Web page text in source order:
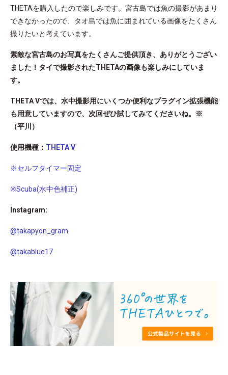
THETAを購入したので楽しみです。宮古島では魚の撮影があまり
できなかったので、タオ島では魚に囲まれている画像をたくさん
撮りたいと考えています。
素敵な宮古島のお写真をたくさんご提供頂き、ありがとうござい
ました！タイで撮影されたTHETAの画像も楽しみにしていま
す。
THETA Vでは、水中撮影用にいくつか便利なプラグイン拡張機能
も用意していますので、次回ぜひ試してみてくださいね。※
（平川）
使用機種： THETA V
※セルフタイマー固定
※Scuba(水中色補正)
Instagram:
@takapyon_gram
@takablue17